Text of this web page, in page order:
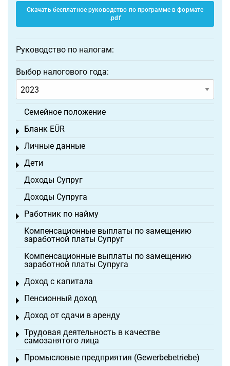
Скачать бесплатное руководство по программе в формате
.pdf
Руководство по налогам:
Выбор налогового года:
Семейное положение
Бланк EÜR
Toggle menu
Личные данные
Toggle menu
Дети
Toggle menu
Доходы Супруг
Доходы Супруга
Работник по найму
Toggle menu
Компенсационные выплаты по замещению
заработной платы Супруг
Компенсационные выплаты по замещению
заработной платы Супруга
Доход с капитала
Toggle menu
Пенсионный доход
Toggle menu
Доход от сдачи в аренду
Toggle menu
Трудовая деятельность в качестве
самозанятого лица
Toggle menu
Промысловые предприятия (Gewerbebetriebe)
Toggle menu